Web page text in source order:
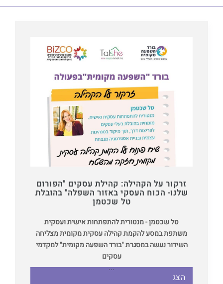
זרקור על הקהילה: קהילת עסקים "הפורום
שלנו- הכוח העסקי באזור השפלה" בהובלת
טל שכטמן
טל שכטמן - מנטורית להתפתחות אישית ועסקית
משתפת במסע להקמת קהילה עסקית מקומית מצליחה
השידור נעשה במסגרת "בורד השפעה מקומית" למקדמי
עסקים
...
הצג